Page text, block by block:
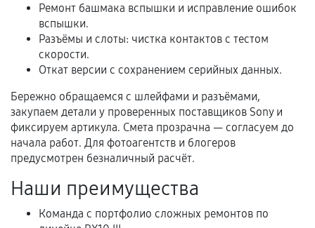
условия продления согласовываются отдельно и
фиксируются в документах.
Нарушение правил эксплуатации,
механические повреждения, попадание влаги,
перегрев, коррозия.
третьих лиц.
Естественный износ деталей, если иное не
Ремонт башмака вспышки и исправление ошибок
вспышки.
Разъёмы и слоты: чистка контактов с тестом
скорости.
Откат версии с сохранением серийных данных.
Бережно обращаемся с шлейфами и разъёмами,
закупаем детали у проверенных поставщиков Sony и
фиксируем артикула. Смета прозрачна — согласуем до
начала работ. Для фотоагентств и блогеров
предусмотрен безналичный расчёт.
Наши преимущества
Команда с портфолио сложных ремонтов по